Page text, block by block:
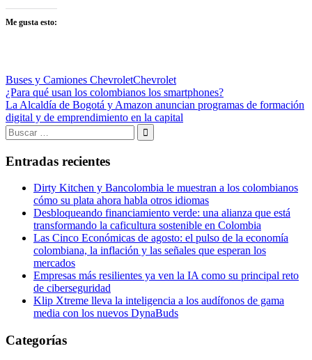
Me gusta esto:
Buses y Camiones ChevroletChevrolet
Navegación
de
entradas
Entrada
anterior:
¿Para qué usan los colombianos los smartphones?
Entrada
siguiente:
La Alcaldía de Bogotá y Amazon anuncian programas de formación
digital y de emprendimiento en la capital
Buscar:
Buscar
Entradas recientes
Dirty Kitchen y Bancolombia le muestran a los colombianos
cómo su plata ahora habla otros idiomas
Desbloqueando financiamiento verde: una alianza que está
transformando la caficultura sostenible en Colombia
Las Cinco Económicas de agosto: el pulso de la economía
colombiana, la inflación y las señales que esperan los
mercados
Empresas más resilientes ya ven la IA como su principal reto
de ciberseguridad
Klip Xtreme lleva la inteligencia a los audífonos de gama
media con los nuevos DynaBuds
Categorías